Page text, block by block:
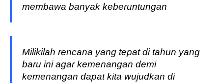
membawa banyak keberuntungan
Milikilah rencana yang tepat di tahun yang
baru ini agar kemenangan demi
kemenangan dapat kita wujudkan di